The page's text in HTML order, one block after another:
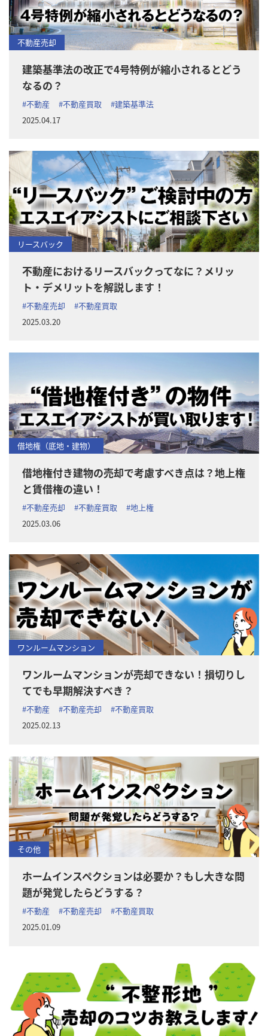
不動産売却
建築基準法の改正で4号特例が縮小されるとどう
なるの？
#不動産 #不動産買取
#建築基準法
2025.04.17
リースバック
不動産におけるリースバックってなに？メリッ
ト・デメリットを解説します！
#不動産売却
#不動産買取
2025.03.20
借地権（底地・建物）
借地権付き建物の売却で考慮すべき点は？地上権
と賃借権の違い！
#不動産売却 #不動産買取
#地上権
2025.03.06
ワンルームマンション
ワンルームマンションが売却できない！損切りし
てでも早期解決すべき？
#不動産 #不動産売却
#不動産買取
2025.02.13
その他
ホームインスペクションは必要か？もし大きな問
題が発覚したらどうする？
#不動産 #不動産売却
#不動産買取
2025.01.09